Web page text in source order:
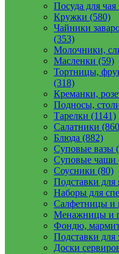
Посуда для
Кружки (580)
Чайники
(353)
Молочники,
Масленки (59)
Тортницы,
(318)
Креманки,
Подносы,
Тарелки (1141)
Салатники
Блюда (882)
Суповые вазы
Суповые чаши
Соусники (80)
Подставки
Наборы для
Салфетницы и
Менажницы и
Фондю,
Подставки для
Доски